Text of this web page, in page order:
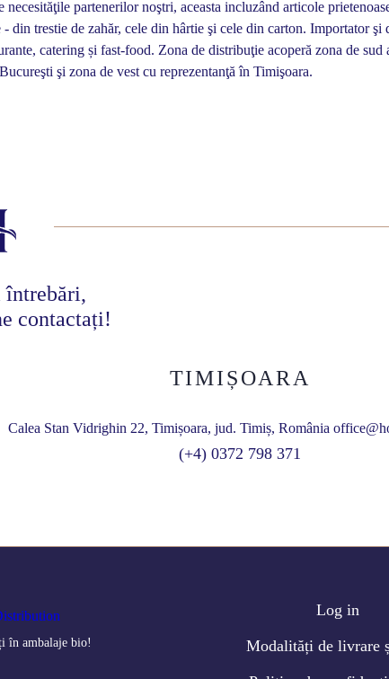
necesităţile partenerilor noştri, aceasta incluzând articole
din trestie de zahăr, cele din hârtie şi cele din carton. Importator şi
catering și fast-food. Zona de distribuţie acoperă zona de sud
şi zona de vest cu reprezentanţă în Timişoara.
întrebări,
contactați!
TIMIȘOARA
Calea Stan Vidrighin 22, Timișoara, jud. Timiș, România
(+4) 0372 798 371
în ambalaje bio!
Log in
Modalități de livrare